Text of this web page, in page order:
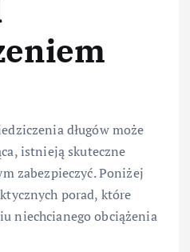
długów może
istnieją skuteczne
zabezpieczyć. Poniżej
porad, które
niechcianego obciążenia